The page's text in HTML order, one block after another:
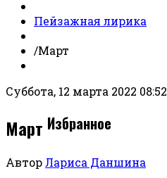
Пейзажная лирика
/Март
Суббота, 12 марта 2022 08:52
Март Избранное
Автор Лариса Даншина